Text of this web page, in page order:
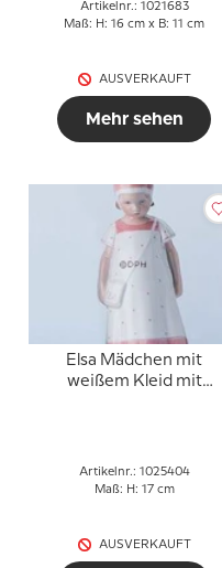
Artikelnr.: 1021683
Maß: H: 16 cm x B: 11 cm
AUSVERKAUFT
Mehr sehen
Elsa Mädchen mit
weißem Kleid mit
Artikelnr.: 1025404
Maß: H: 17 cm
AUSVERKAUFT